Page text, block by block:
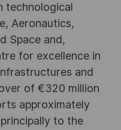
technological
Aeronautics,
Space and,
for excellence in
and
of €320 million
approximately
to the